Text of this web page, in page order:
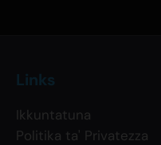
Links
Ikkuntatuna
Politika ta' Privatezza